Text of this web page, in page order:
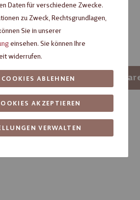
Verpackungseinheit
- + In den
Artikelnummer:78106852
Fragen zum Produkt?
Daten für verschiedene Zwecke.
zu Zweck, Rechtsgrundlagen,
Sie in unserer
einsehen. Sie können Ihre
widerrufen.
VERWALTEN
AKZEPTIEREN
ABLEHNEN